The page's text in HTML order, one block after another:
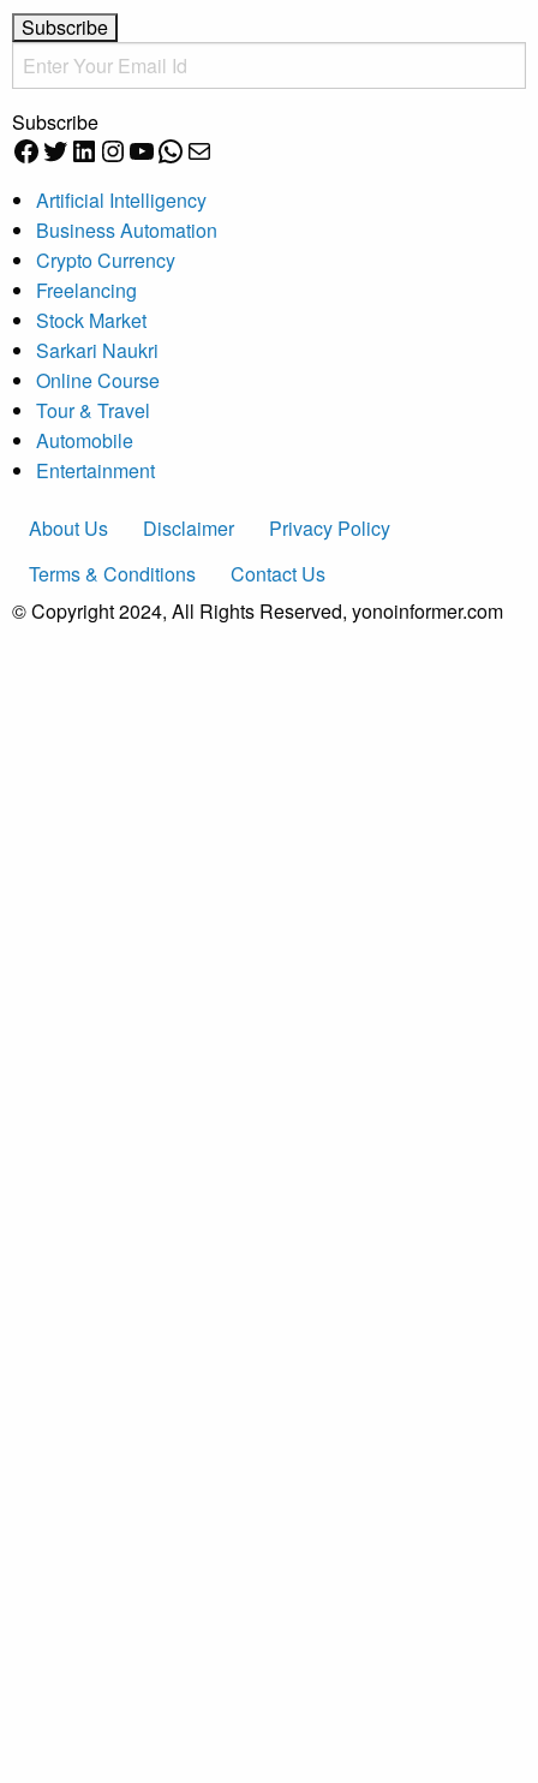
Subscribe
Facebook
Twitter
LinkedIn
Instagram
YouTube
WhatsApp
Mail
Artificial Intelligency
Business Automation
Crypto Currency
Freelancing
Stock Market
Sarkari Naukri
Online Course
Tour & Travel
Automobile
Entertainment
About Us Disclaimer
Privacy Policy
Terms & Conditions
Contact Us
© Copyright 2024, All Rights Reserved, yonoinformer.com